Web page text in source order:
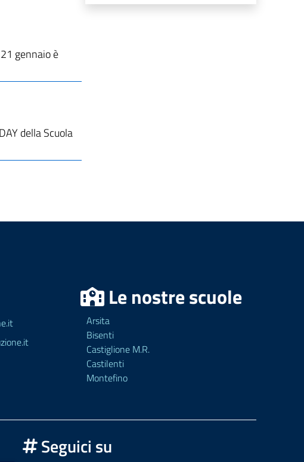
gennaio è
della Scuola
Le nostre scuole
Arsita
Bisenti
Castiglione M.R.
Castilenti
Montefino
Seguici su